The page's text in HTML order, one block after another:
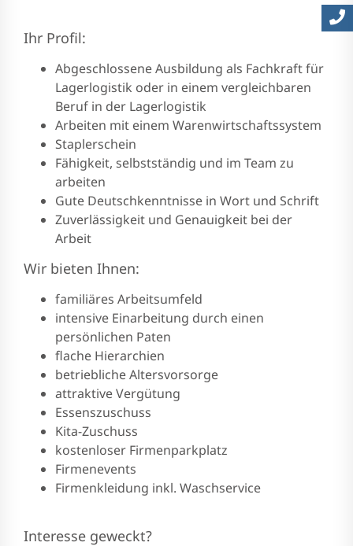
Ihr Profil:
Abgeschlossene Ausbildung als Fachkraft für
Lagerlogistik oder in einem vergleichbaren
Beruf in der Lagerlogistik
Arbeiten mit einem Warenwirtschaftssystem
Staplerschein
Fähigkeit, selbstständig und im Team zu
arbeiten
Gute Deutschkenntnisse in Wort und Schrift
Zuverlässigkeit und Genauigkeit bei der
Arbeit
Wir bieten Ihnen:
familiäres Arbeitsumfeld
intensive Einarbeitung durch einen
persönlichen Paten
flache Hierarchien
betriebliche Altersvorsorge
attraktive Vergütung
Essenszuschuss
Kita-Zuschuss
kostenloser Firmenparkplatz
Firmenevents
Firmenkleidung inkl. Waschservice
Interesse geweckt?